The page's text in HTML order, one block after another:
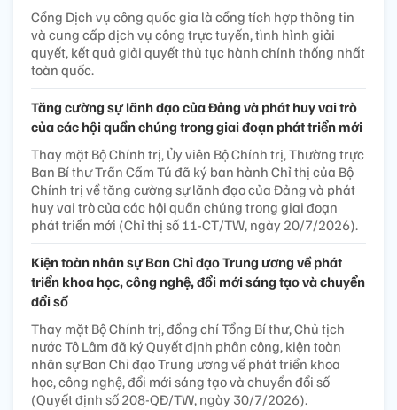
Cổng Dịch vụ công quốc gia là cổng tích hợp thông tin
và cung cấp dịch vụ công trực tuyến, tình hình giải
quyết, kết quả giải quyết thủ tục hành chính thống nhất
toàn quốc.
Tăng cường sự lãnh đạo của Đảng và phát huy vai trò
của các hội quần chúng trong giai đoạn phát triển mới
Thay mặt Bộ Chính trị, Ủy viên Bộ Chính trị, Thường trực
Ban Bí thư Trần Cẩm Tú đã ký ban hành Chỉ thị của Bộ
Chính trị về tăng cường sự lãnh đạo của Đảng và phát
huy vai trò của các hội quần chúng trong giai đoạn
phát triển mới (Chỉ thị số 11-CT/TW, ngày 20/7/2026).
Kiện toàn nhân sự Ban Chỉ đạo Trung ương về phát
triển khoa học, công nghệ, đổi mới sáng tạo và chuyển
đổi số
Thay mặt Bộ Chính trị, đồng chí Tổng Bí thư, Chủ tịch
nước Tô Lâm đã ký Quyết định phân công, kiện toàn
nhân sự Ban Chỉ đạo Trung ương về phát triển khoa
học, công nghệ, đổi mới sáng tạo và chuyển đổi số
(Quyết định số 208-QĐ/TW, ngày 30/7/2026).